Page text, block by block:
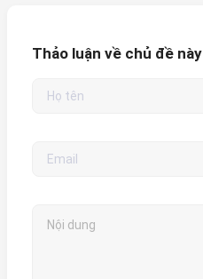
Thảo luận về chủ đề này